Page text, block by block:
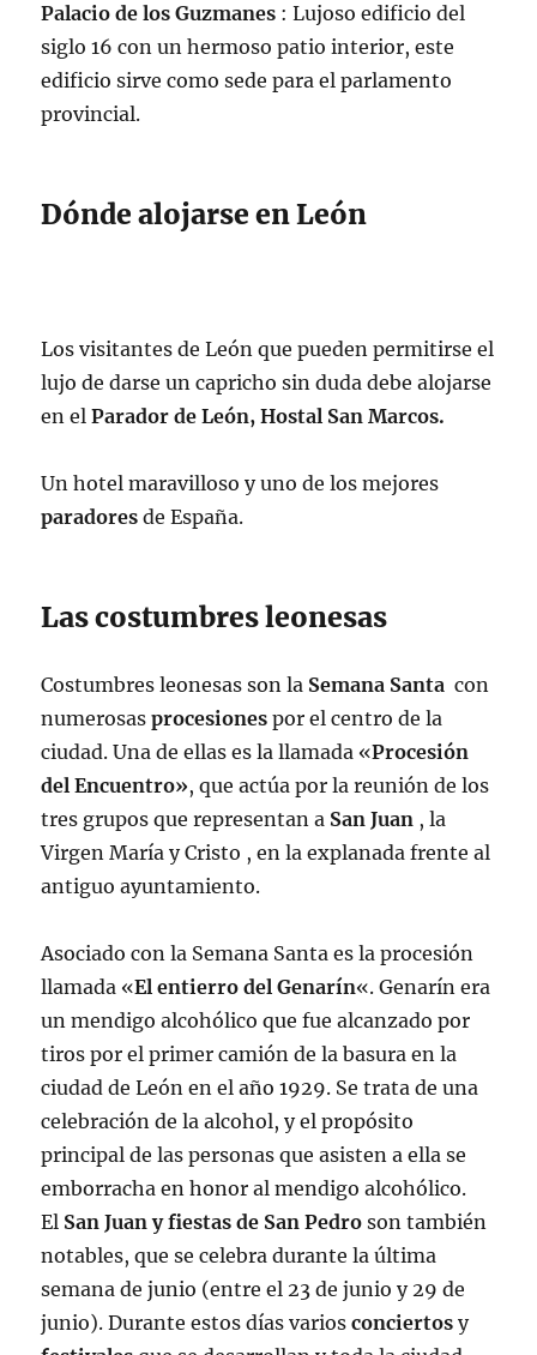
Palacio de los Guzmanes : Lujoso edificio del
siglo 16 con un hermoso patio interior, este
edificio sirve como sede para el parlamento
provincial.
Dónde alojarse en León
Los visitantes de León que pueden permitirse el
lujo de darse un capricho sin duda debe alojarse
en elParador de León, Hostal San Marcos.
Un hotel maravilloso y uno de los mejores
paradores de España.
Las costumbres leonesas
Costumbres leonesas son la Semana Santa con
numerosasprocesiones por el centro de la
ciudad. Una de ellas es la llamada «Procesión
del Encuentro», que actúa por la reunión de los
tres grupos que representan a San Juan , la
Virgen María y Cristo , en la explanada frente al
antiguo ayuntamiento.
Asociado con la Semana Santa es la procesión
llamada «El entierro del Genarín«. Genarín era
un mendigo alcohólico que fue alcanzado por
tiros por el primer camión de la basura en la
ciudad de León en el año 1929. Se trata de una
celebración de la alcohol, y el propósito
principal de las personas que asisten a ella se
emborracha en honor al mendigo alcohólico.
El San Juan y fiestas de San Pedro son también
notables, que se celebra durante la última
semana de junio (entre el 23 de junio y 29 de
junio). Durante estos días variosconciertos y